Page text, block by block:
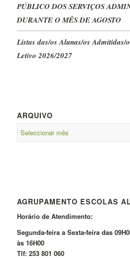
PÚBLICO DOS SERVIÇOS
DURANTE O MÊS DE AGOSTO
Listas das/os Alunas/os Admitidas/
Letivo 2026/2027
ARQUIVO
AGRUPAMENTO ESCOLAS
Horário de Atendimento:
Segunda-feira a Sexta-feira das
às 16H00
Tlf: 253 801 060